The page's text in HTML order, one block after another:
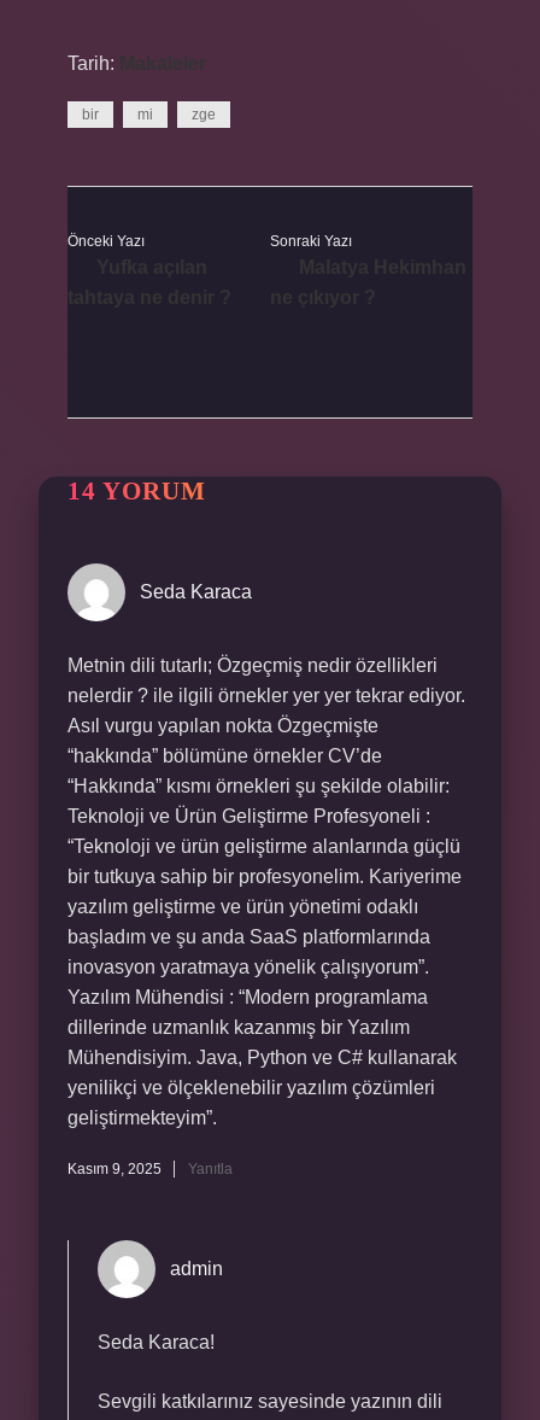
Tarih: Makaleler
bir mi zge
Önceki Yazı Sonraki Yazı
14 YORUM
Seda Karaca
Metnin dili tutarlı; Özgeçmiş nedir özellikleri
nelerdir ? ile ilgili örnekler yer yer tekrar ediyor.
Asıl vurgu yapılan nokta Özgeçmişte
“hakkında” bölümüne örnekler CV’de
“Hakkında” kısmı örnekleri şu şekilde olabilir:
Teknoloji ve Ürün Geliştirme Profesyoneli :
“Teknoloji ve ürün geliştirme alanlarında güçlü
bir tutkuya sahip bir profesyonelim. Kariyerime
yazılım geliştirme ve ürün yönetimi odaklı
başladım ve şu anda SaaS platformlarında
inovasyon yaratmaya yönelik çalışıyorum”.
Yazılım Mühendisi : “Modern programlama
dillerinde uzmanlık kazanmış bir Yazılım
Mühendisiyim. Java, Python ve C# kullanarak
yenilikçi ve ölçeklenebilir yazılım çözümleri
geliştirmekteyim”.
Kasım 9, 2025 Yanıtla
admin
Seda Karaca!
Sevgili katkılarınız sayesinde yazının dili